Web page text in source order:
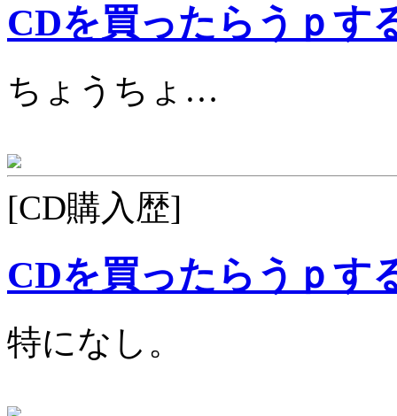
CDを買ったらうｐす
ちょうちょ…
[CD購入歴]
CDを買ったらうｐす
特になし。